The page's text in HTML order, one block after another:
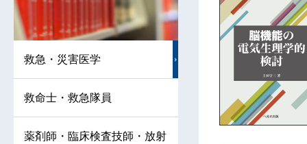
救急・災害医学
救命士・救急隊員
薬剤師・臨床検査技師・放射